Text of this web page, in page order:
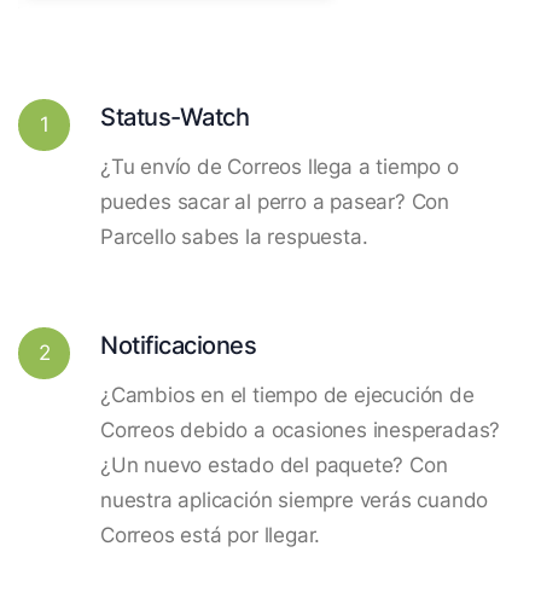
1 Status-Watch
¿Tu envío de Correos llega a tiempo o
puedes sacar al perro a pasear? Con
Parcello sabes la respuesta.
2 Notificaciones
¿Cambios en el tiempo de ejecución de
Correos debido a ocasiones inesperadas?
¿Un nuevo estado del paquete? Con
nuestra aplicación siempre verás cuando
Correos está por llegar.